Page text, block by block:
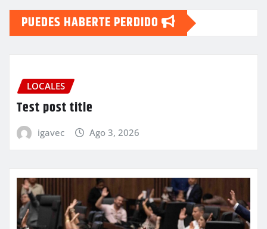
PUEDES HABERTE PERDIDO
LOCALES
Test post title
igavec Ago 3, 2026